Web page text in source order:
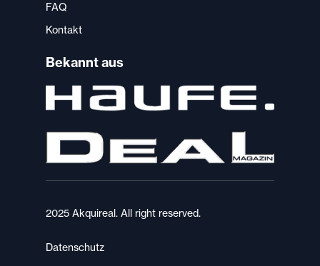
FAQ
Kontakt
Bekannt aus
2025 Akquireal. All right reserved.
Datenschutz